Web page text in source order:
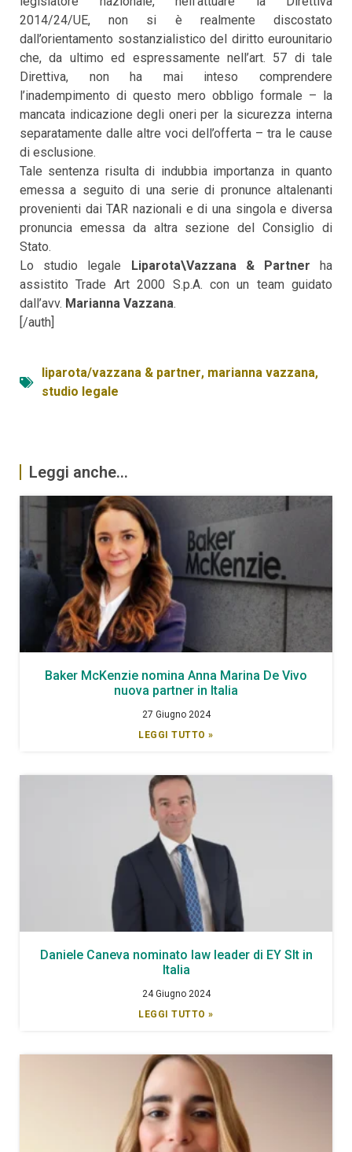
2014/24/UE, non si è realmente discostato
dall’orientamento sostanzialistico del diritto eurounitario
che, da ultimo ed espressamente nell’art. 57 di tale
Direttiva, non ha mai inteso comprendere
l’inadempimento di questo mero obbligo formale – la
mancata indicazione degli oneri per la sicurezza interna
separatamente dalle altre voci dell’offerta – tra le cause
di esclusione.
Tale sentenza risulta di indubbia importanza in quanto
emessa a seguito di una serie di pronunce altalenanti
provenienti dai TAR nazionali e di una singola e diversa
pronuncia emessa da altra sezione del Consiglio di
Stato.
Lo studio legale Liparota\Vazzana & Partner ha
assistito Trade Art 2000 S.p.A. con un team guidato
dall’avv. Marianna Vazzana.
[/auth]
liparota/vazzana & partner, marianna vazzana,
studio legale
Leggi anche...
Baker McKenzie nomina Anna Marina De Vivo
nuova partner in Italia
27 Giugno 2024
LEGGI TUTTO »
Daniele Caneva nominato law leader di EY Slt in
Italia
24 Giugno 2024
LEGGI TUTTO »